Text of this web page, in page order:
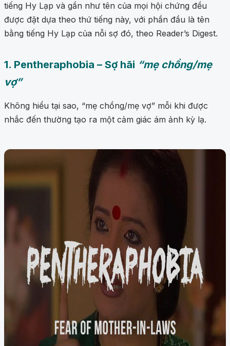
tiếng Hy Lạp và gần như tên của mọi hội chứng đều
được đặt dựa theo thứ tiếng này, với phần đầu là tên
bằng tiếng Hy Lạp của nỗi sợ đó, theo Reader’s Digest.
1. Pentheraphobia – Sợ hãi “mẹ chồng/mẹ
vợ”
Không hiểu tại sao, “mẹ chồng/mẹ vợ” mỗi khi được
nhắc đến thường tạo ra một cảm giác ám ảnh kỳ lạ.